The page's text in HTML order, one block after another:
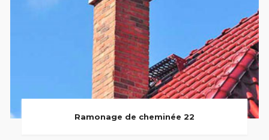
Ramonage de cheminée 22